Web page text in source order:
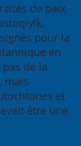
de paix
pour la
en
de la
mais
et
être une